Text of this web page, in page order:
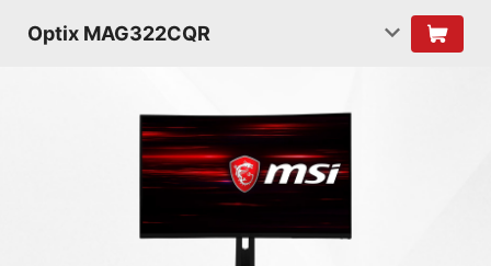
Optix MAG322CQR